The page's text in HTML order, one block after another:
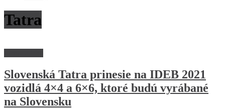
Tatra
Slovenská Tatra prinesie na IDEB 2021
vozidlá 4×4 a 6×6, ktoré budú vyrábané
na Slovensku